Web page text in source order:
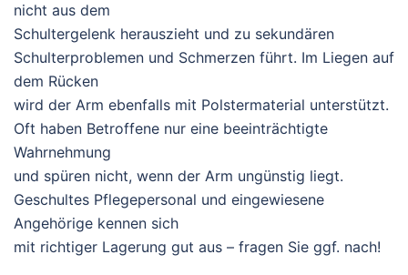
nicht aus dem
Schultergelenk herauszieht und zu sekundären
Schulterproblemen und Schmerzen führt. Im Liegen auf
dem Rücken
wird der Arm ebenfalls mit Polstermaterial unterstützt.
Oft haben Betroffene nur eine beeinträchtigte
Wahrnehmung
und spüren nicht, wenn der Arm ungünstig liegt.
Geschultes Pflegepersonal und eingewiesene
Angehörige kennen sich
mit richtiger Lagerung gut aus – fragen Sie ggf. nach!